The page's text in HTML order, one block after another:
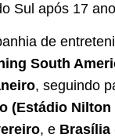
Sul após 17
de
South
, seguindo
(Estádio
, e Brasília